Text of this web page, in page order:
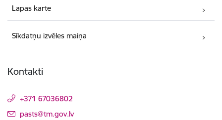
Lapas karte
Sīkdatņu izvēles maiņa
Kontakti
+371 67036802
E-pasts:
pasts@tm.gov.lv